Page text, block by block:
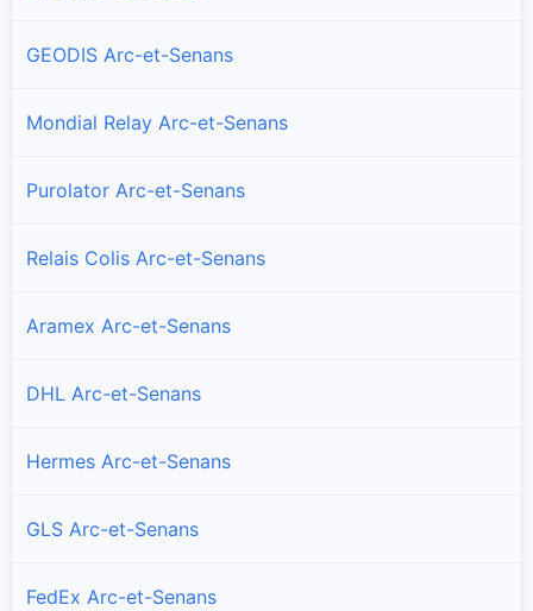
GEODIS Arc-et-Senans
Mondial Relay Arc-et-Senans
Purolator Arc-et-Senans
Relais Colis Arc-et-Senans
Aramex Arc-et-Senans
DHL Arc-et-Senans
Hermes Arc-et-Senans
GLS Arc-et-Senans
FedEx Arc-et-Senans